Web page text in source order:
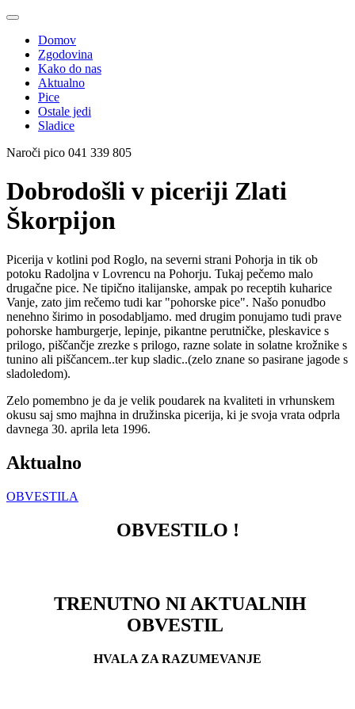
Domov
Zgodovina
Kako do nas
Aktualno
Pice
Ostale jedi
Sladice
Naroči pico 041 339 805
Dobrodošli v piceriji Zlati
Škorpijon
Picerija v kotlini pod Roglo, na severni strani Pohorja in tik ob
potoku Radoljna v Lovrencu na Pohorju. Tukaj pečemo malo
drugačne pice. Ne tipično italijanske, ampak po receptih kuharice
Vanje, zato jim rečemo tudi kar "pohorske pice". Našo ponudbo
nenehno širimo in posodabljamo. med drugim ponujamo tudi prave
pohorske hamburgerje, lepinje, pikantne perutničke, pleskavice s
prilogo, piščančje zrezke s prilogo, razne solate in solatne krožnike s
tunino ali piščancem..ter kup sladic..(zelo znane so pasirane jagode s
sladoledom).
Zelo pomembno je da je velik poudarek na kvaliteti in vrhunskem
okusu saj smo majhna in družinska picerija, ki je svoja vrata odprla
davnega 30. aprila leta 1996.
Aktualno
OBVESTILA
OBVESTILO !
TRENUTNO NI AKTUALNIH
OBVESTIL
HVALA ZA RAZUMEVANJE